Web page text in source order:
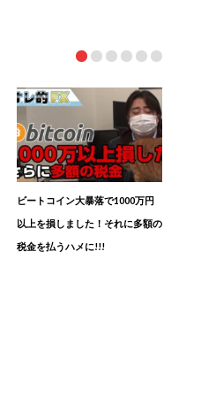
ビートコイン大暴落で1000万円
以上を損しました！それに多額の
税金を払うハメに!!!